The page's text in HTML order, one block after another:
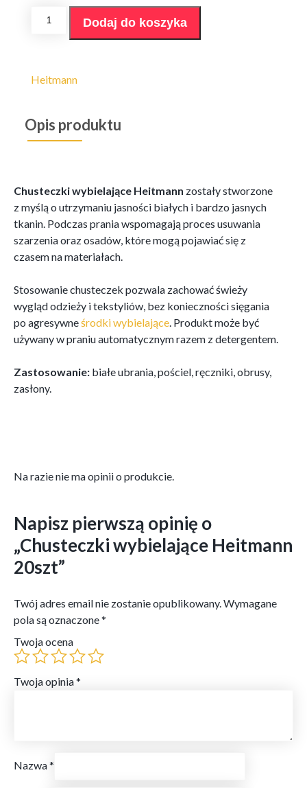
Chusteczki
wybielające
Dodaj do koszyka
Heitmann
Opis produktu
Chusteczki wybielające Heitmann zostały stworzone
z myślą o utrzymaniu jasności białych i bardzo jasnych
tkanin. Podczas prania wspomagają proces usuwania
szarzenia oraz osadów, które mogą pojawiać się z
czasem na materiałach.
Stosowanie chusteczek pozwala zachować świeży
wygląd odzieży i tekstyliów, bez konieczności sięgania
po agresywneśrodki wybielające . Produkt może być
używany w praniu automatycznym razem z detergentem.
Zastosowanie: białe ubrania, pościel, ręczniki, obrusy,
zasłony.
Na razie nie ma opinii o produkcie.
Napisz pierwszą opinię o
„Chusteczki wybielające Heitmann
20szt”
Twój adres email nie zostanie opublikowany. Wymagane
pola są oznaczone*
Twoja ocena
Twoja opinia*
Nazwa*